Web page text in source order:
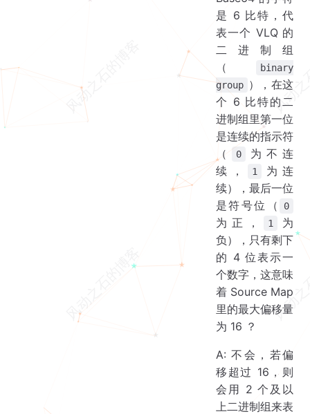
是 6 比特，代
表一个 VLQ 的
二进制组
（
binary
group ），在这
个 6 比特的二
进制组里第一位
是连续的指示符
（
0
为不连
续，
1
为连
续），最后一位
是符号位（
0
为正， 1
为
负），只有剩下
的 4 位表示一
个数字，这意味
着 Source Map
里的最大偏移量
为 16 ？
A: 不会，若偏
移超过 16，则
会用 2 个及以
上二进制组来表